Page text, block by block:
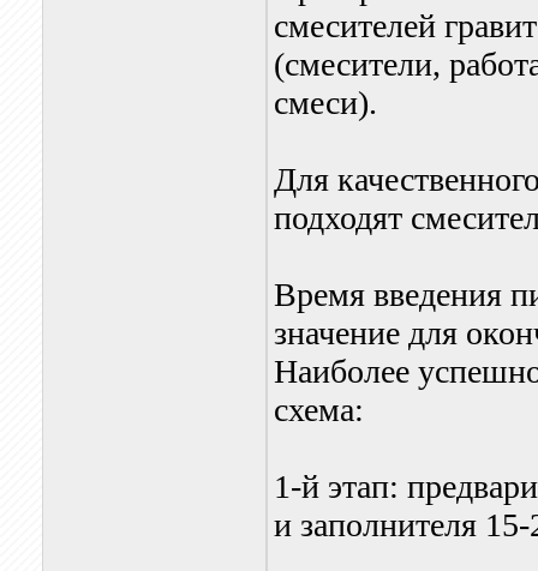
смесителей
(смесители,
смеси).
Для
подходят
Время введения
значение для
Наиболее
схема:
1-й этап:
и заполнителя